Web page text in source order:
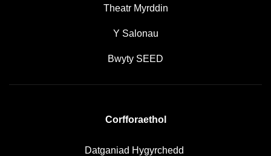
Theatr Myrddin
Y Salonau
Bwyty SEED
Corfforaethol
Datganiad Hygyrchedd